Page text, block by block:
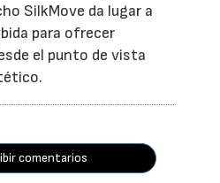
SilkMove da lugar a
para ofrecer
el punto de vista
comentarios